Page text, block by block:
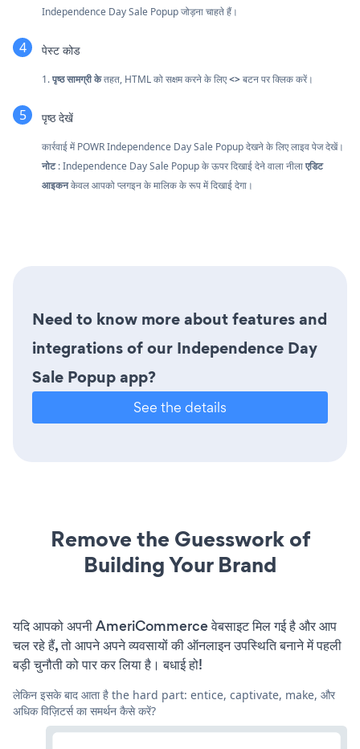
Independence Day Sale Popup जोड़ना चाहते हैं।
पेस्ट कोड
1.पृष्ठ सामग्री केतहत, HTML को सक्षम करने के लिए<>बटन पर क्लिक करें।
पृष्ठ देखें
कार्रवाई में POWR Independence Day Sale Popup देखने के लिए लाइव पेज देखें।
नोट: Independence Day Sale Popup के ऊपर दिखाई देने वाला नीलाएडिट
आइकनकेवल आपको प्लगइन के मालिक के रूप में दिखाई देगा।
Need to know more about features and
integrations of our Independence Day
Sale Popup app?
See the details
Remove the Guesswork of
Building Your Brand
यदि आपको अपनी AmeriCommerce वेबसाइट मिल गई है और आप
चल रहे हैं, तो आपने अपने व्यवसायों की ऑनलाइन उपस्थिति बनाने में पहली
बड़ी चुनौती को पार कर लिया है। बधाई हो!
लेकिन इसके बाद आता है the hard part: entice, captivate, make, और
अधिक विज़िटर्स का समर्थन कैसे करें?